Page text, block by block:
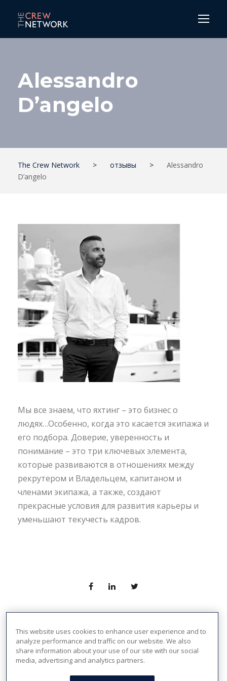
Alessandro
D’angelo
The Crew Network > отзывы >
Alessandro
D’angelo
Мы все знаем, что яхтинг – это бизнес о
людях…Особенно, когда это касается экипажа и
его подбора. Доверие, уверенность и
понимание – это три ключевых элемента,
которые развиваются в отношениях между
рекрутером и Владельцем, капитаном и
членами экипажа, а также, создают
прекрасные условия для развития карьеры и
уменьшают текучесть кадров.
PREV NEXT
This website uses cookies to enhance user experience and to
analyze performance and traffic on our website. We also
share information about your use of our site with our social
media, advertising and analytics partners.